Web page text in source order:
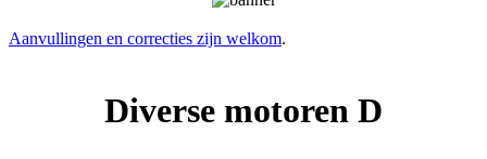
Aanvullingen en correcties zijn welkom.
Diverse motoren D